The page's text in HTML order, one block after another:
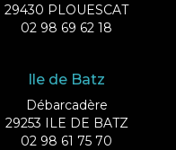
29430 PLOUESCAT
02 98 69 62 18
Ile de Batz
Débarcadère
29253 ILE DE BATZ
02 98 61 75 70